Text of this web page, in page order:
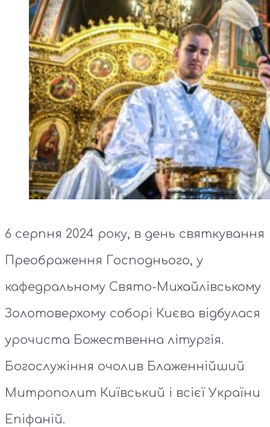
6 серпня 2024 року, в день святкування
Преображення Господнього, у
кафедральному Свято-Михайлівському
Золотоверхому соборі Києва відбулася
урочиста Божественна літургія.
Богослужіння очолив Блаженнійший
Митрополит Київський і всієї України
Епіфаній.